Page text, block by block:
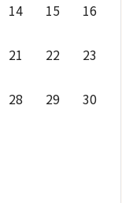
14 15 16
21 22 23
28 29 30